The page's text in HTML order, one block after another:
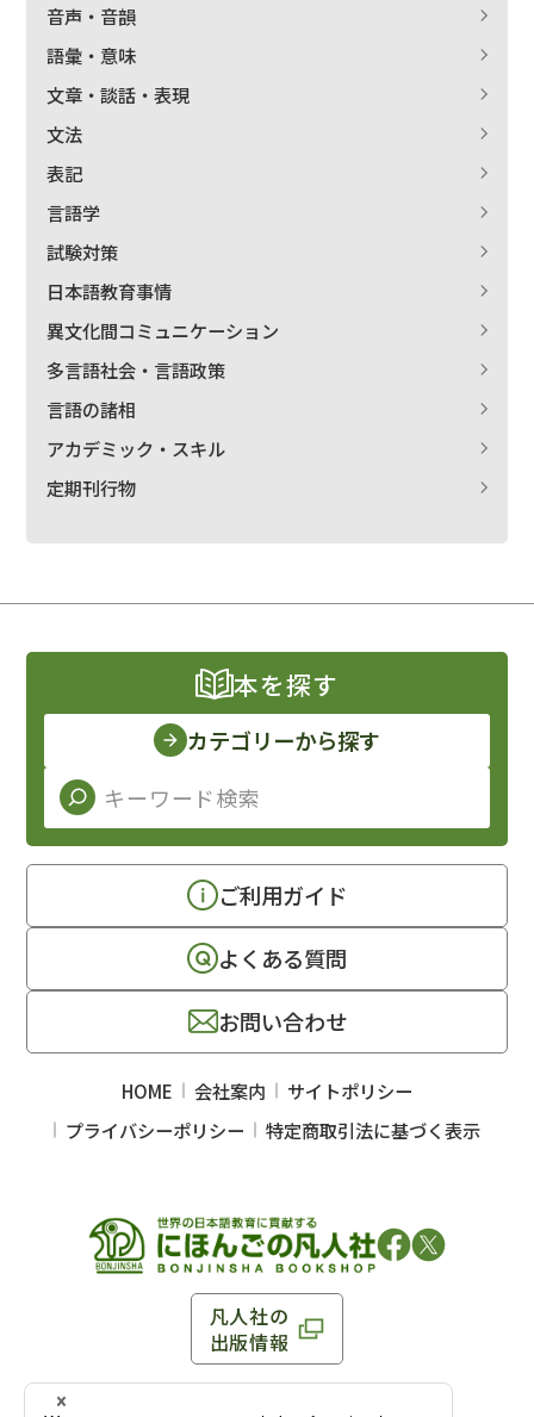
音声・音韻
語彙・意味
文章・談話・表現
文法
表記
言語学
試験対策
日本語教育事情
異文化間コミュニケーション
多言語社会・言語政策
言語の諸相
アカデミック・スキル
定期刊行物
凡人社の
出版情報
〒102-0093 東京都千代田区平河町 1-3-13 8F
本を探す
カテゴリーから探す
ご利用ガイド
よくある質問
お問い合わせ
HOME 会社案内
サイトポリシー
プライバシーポリシー
特定商取引法に基づく表示